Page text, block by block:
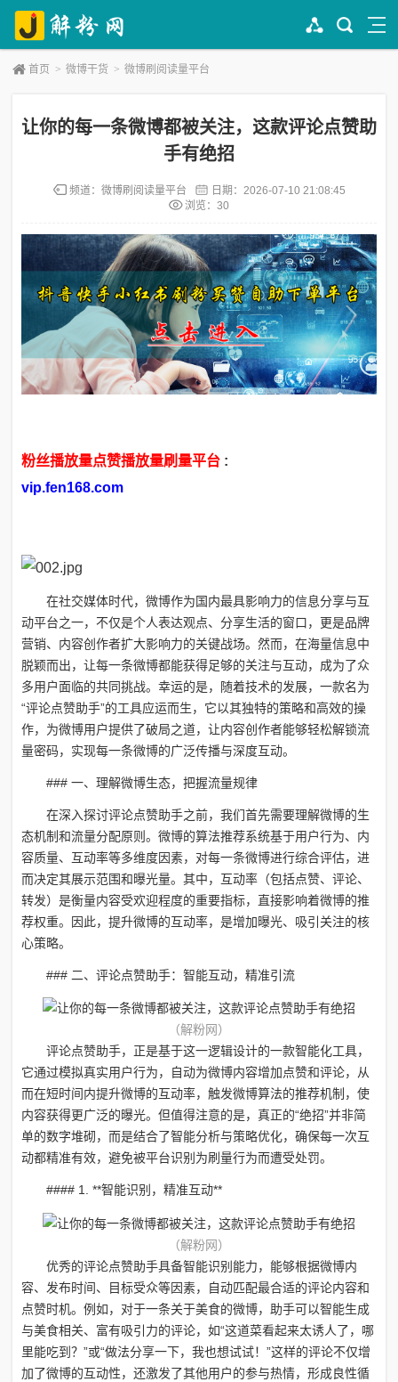
首页 > 微博干货 > 微博刷阅读量平台
让你的每一条微博都被关注，这款评论点赞助
手有绝招
频道： 微博刷阅读量平台 日期： 2026-07-10 21:08:45
浏览：30
粉丝播放量点赞播放量刷量平台 :
vip.fen168.com
在社交媒体时代，微博作为国内最具影响力的信息分享与互
动平台之一，不仅是个人表达观点、分享生活的窗口，更是品牌
营销、内容创作者扩大影响力的关键战场。然而，在海量信息中
脱颖而出，让每一条微博都能获得足够的关注与互动，成为了众
多用户面临的共同挑战。幸运的是，随着技术的发展，一款名为
“评论点赞助手”的工具应运而生，它以其独特的策略和高效的操
作，为微博用户提供了破局之道，让内容创作者能够轻松解锁流
量密码，实现每一条微博的广泛传播与深度互动。
### 一、理解微博生态，把握流量规律
在深入探讨评论点赞助手之前，我们首先需要理解微博的生
态机制和流量分配原则。微博的算法推荐系统基于用户行为、内
容质量、互动率等多维度因素，对每一条微博进行综合评估，进
而决定其展示范围和曝光量。其中，互动率（包括点赞、评论、
转发）是衡量内容受欢迎程度的重要指标，直接影响着微博的推
荐权重。因此，提升微博的互动率，是增加曝光、吸引关注的核
心策略。
### 二、评论点赞助手：智能互动，精准引流
（解粉网）
评论点赞助手，正是基于这一逻辑设计的一款智能化工具，
它通过模拟真实用户行为，自动为微博内容增加点赞和评论，从
而在短时间内提升微博的互动率，触发微博算法的推荐机制，使
内容获得更广泛的曝光。但值得注意的是，真正的“绝招”并非简
单的数字堆砌，而是结合了智能分析与策略优化，确保每一次互
动都精准有效，避免被平台识别为刷量行为而遭受处罚。
#### 1. **智能识别，精准互动**
（解粉网）
优秀的评论点赞助手具备智能识别能力，能够根据微博内
容、发布时间、目标受众等因素，自动匹配最合适的评论内容和
点赞时机。例如，对于一条关于美食的微博，助手可以智能生成
与美食相关、富有吸引力的评论，如“这道菜看起来太诱人了，哪
里能吃到？”或“做法分享一下，我也想试试！”这样的评论不仅增
加了微博的互动性，还激发了其他用户的参与热情，形成良性循